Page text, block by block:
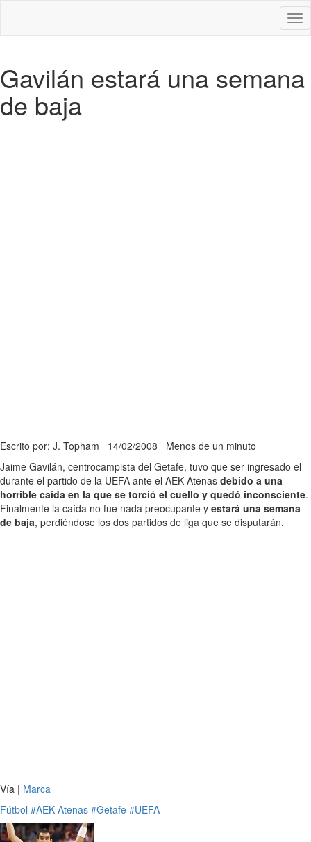
Gavilán estará una semana
de baja
Escrito por: J. Topham 14/02/2008 Menos de un minuto
Jaime Gavilán, centrocampista del Getafe, tuvo que ser ingresado el
durante el partido de la UEFA ante el AEK Atenas debido a una
horrible caída en la que se torció el cuello y quedó inconsciente.
Finalmente la caída no fue nada preocupante y estará una semana
de baja, perdiéndose los dos partidos de liga que se disputarán.
Vía | Marca
Fútbol #AEK-Atenas #Getafe #UEFA